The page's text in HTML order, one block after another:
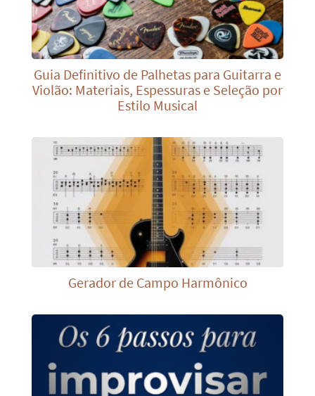
Guia Definitivo de Palhetas para Guitarra e
Violão: Materiais, Espessuras e Seleção por
Estilo Musical
Gerador de Campo Harmônico